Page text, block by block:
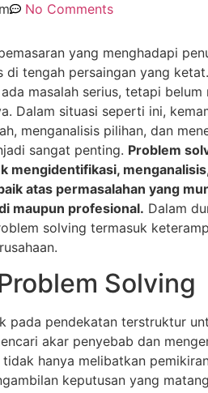
No Comments
yang menghadapi
di tengah persaingan yang
masalah serius, tetapi belum
Dalam situasi seperti ini,
menganalisis pilihan, dan
sangat penting. Problem
mengidentifikasi,
atas permasalahan yang
maupun profesional. Dalam
solving termasuk
Solving
pada pendekatan terstruktur
akar penyebab dan
hanya melibatkan
keputusan yang